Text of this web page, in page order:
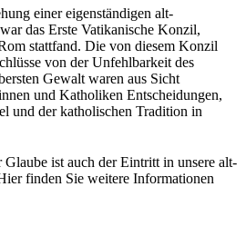
einer eigenständigen alt-
das Erste Vatikanische Konzil,
stattfand. Die von diesem Konzil
von der Unfehlbarkeit des
Gewalt waren aus Sicht
und Katholiken Entscheidungen,
und der katholischen Tradition in
Glaube ist auch der Eintritt in unsere alt-
finden Sie weitere Informationen